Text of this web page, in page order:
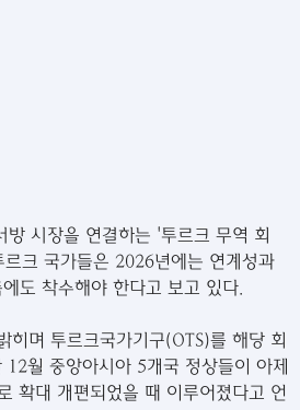
시장을 연결하는 '투르크 무역 회
크 국가들은 2026년에는 연계성과
도 착수해야 한다고 보고 있다.
며 투르크국가기구(OTS)를 해당 회
월 중앙아시아 5개국 정상들이 아제
확대 개편되었을 때 이루어졌다고 언